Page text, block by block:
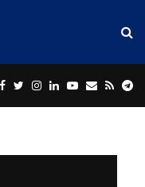
Facebook
Twitter
Instagram
LinkedinYoutube
Email
Rss